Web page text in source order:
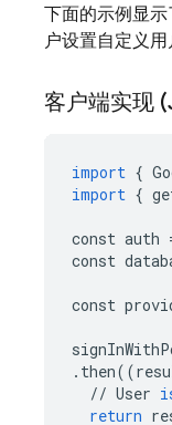
下面的示例显
户设置自定义用
客户端实现
import {
import {
const auth
const
const
. then((
// User
return